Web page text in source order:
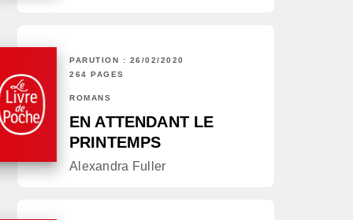
PARUTION : 26/02/2020
264 PAGES
ROMANS
EN ATTENDANT LE
PRINTEMPS
Alexandra Fuller